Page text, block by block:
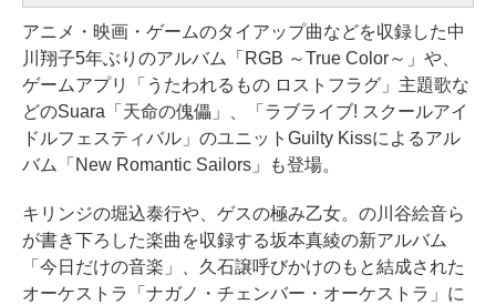
アニメ・映画・ゲームのタイアップ曲などを収録した中
川翔子5年ぶりのアルバム「RGB ～True Color～」や、
ゲームアプリ「うたわれるもの ロストフラグ」主題歌な
どのSuara「天命の傀儡」、「ラブライブ! スクールアイ
ドルフェスティバル」のユニットGuilty Kissによるアル
バム「New Romantic Sailors」も登場。
キリンジの堀込泰行や、ゲスの極み乙女。の川谷絵音ら
が書き下ろした楽曲を収録する坂本真綾の新アルバム
「今日だけの音楽」、久石譲呼びかけのもと結成された
オーケストラ「ナガノ・チェンバー・オーケストラ」に